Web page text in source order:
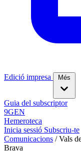
Edició impresa Més
Guia del subscriptor
9GEN
Hemeroteca
Inicia sessió Subscriu-te
Comunicacions / Vals
Brava